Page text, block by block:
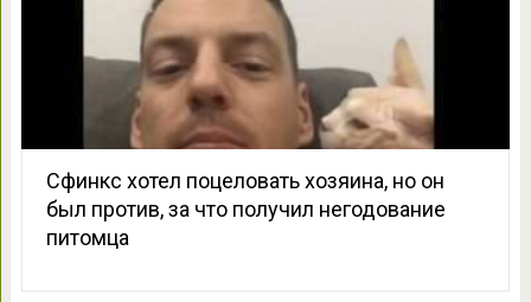
Сфинкс хотел поцеловать хозяина, но он
был против, за что получил негодование
питомца